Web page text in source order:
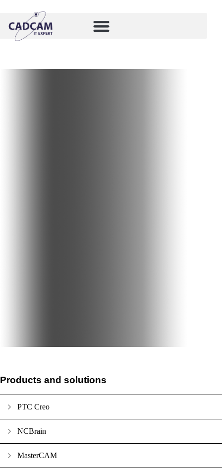
Products and solutions
PTC Creo
NCBrain
MasterCAM